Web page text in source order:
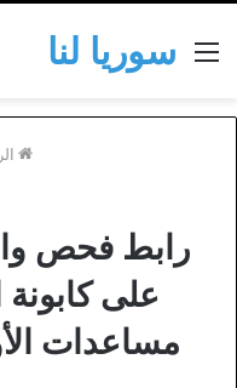
سوريا لناالقائمة
رابط فحص
على كابونة
مساعدات